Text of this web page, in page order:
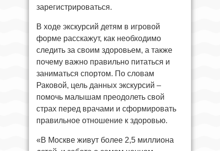
зарегистрироваться.
В ходе экскурсий детям в игровой
форме расскажут, как необходимо
следить за своим здоровьем, а также
почему важно правильно питаться и
заниматься спортом. По словам
Раковой, цель данных экскурсий –
помочь малышам преодолеть свой
страх перед врачами и сформировать
правильное отношение к здоровью.
«В Москве живут более 2,5 миллиона